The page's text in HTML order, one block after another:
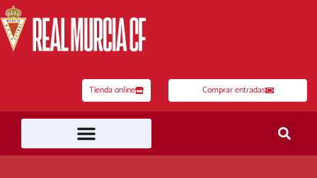
al
contenido
Tienda online Comprar entradas